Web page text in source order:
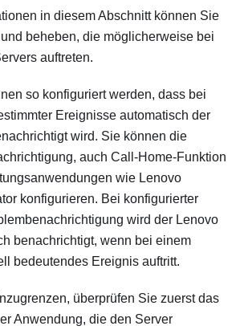
in diesem Abschnitt können Sie
beheben, die möglicherweise bei
auftreten.
so konfiguriert werden, dass bei
Ereignisse automatisch der
wird. Sie können die
auch Call-Home-Funktion
wie Lenovo
konfigurieren. Bei konfigurierter
wird der Lenovo
benachrichtigt, wenn bei einem
bedeutendes Ereignis auftritt.
überprüfen Sie zuerst das
Anwendung, die den Server